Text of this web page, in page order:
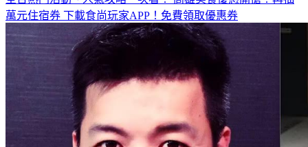
萬元住宿券 下載食尚玩家APP！免費領取優惠券